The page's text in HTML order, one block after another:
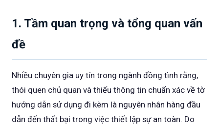
1. Tầm quan trọng và tổng quan vấn
đề
Nhiều chuyên gia uy tín trong ngành đồng tình rằng,
thói quen chủ quan và thiếu thông tin chuẩn xác về tờ
hướng dẫn sử dụng đi kèm là nguyên nhân hàng đầu
dẫn đến thất bại trong việc thiết lập sự an toàn. Do